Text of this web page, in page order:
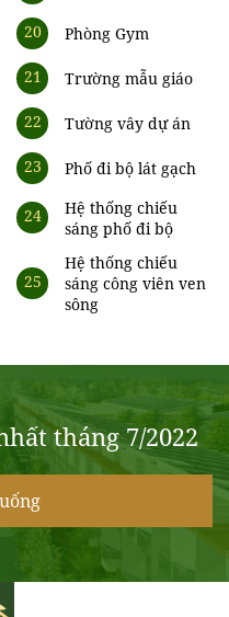
20 Phòng Gym
21 Trường mẫu giáo
22 Tường vây dự án
23 Phố đi bộ lát gạch
24
Hệ thống chiếu
sáng phố đi bộ
25
Hệ thống chiếu
sáng công viên ven
sông
tháng 7/2022